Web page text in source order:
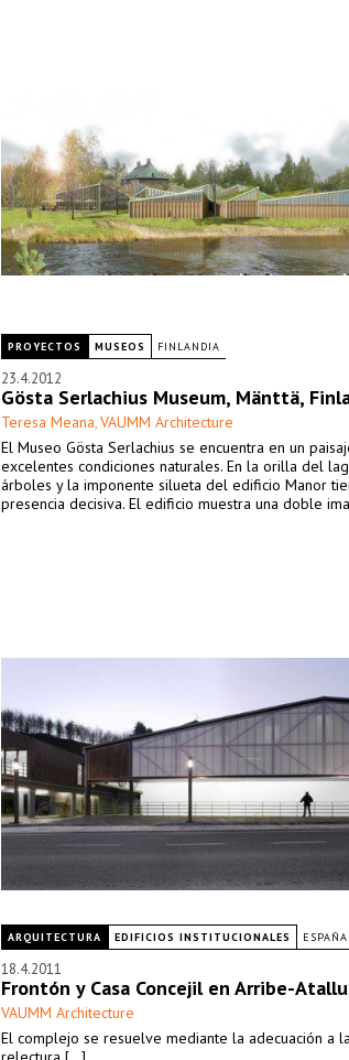
PROYECTOS MUSEOS FINLANDIA
23.4.2012
Gösta Serlachius Museum, Mänttä,
Teresa Meana, VAUMM Architecture
El Museo Gösta Serlachius se encuentra en un
excelentes condiciones naturales. En la orilla del
árboles y la imponente silueta del edificio Manor
presencia decisiva. El edificio muestra una doble
ARQUITECTURA EDIFICIOS INSTITUCIONALES ESPAÑA
18.4.2011
Frontón y Casa Concejil en Arribe-
VAUMM Architecture
El complejo se resuelve mediante la adecuación a